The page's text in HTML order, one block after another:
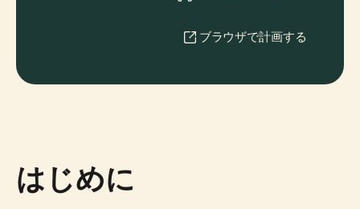
ブラウザで計画する
はじめに